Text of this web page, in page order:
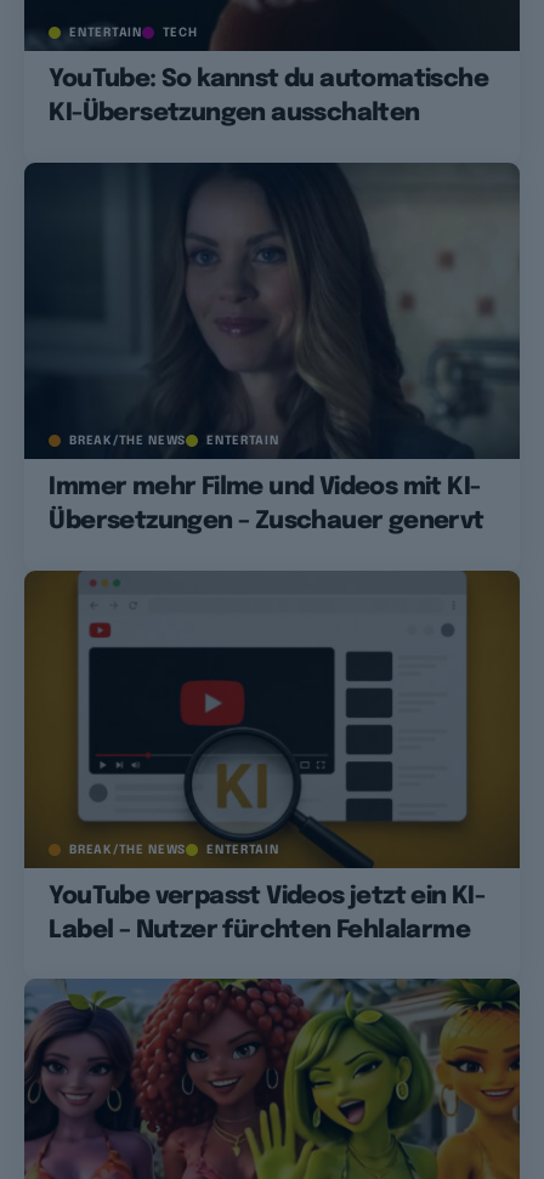
ENTERTAIN TECH
YouTube: So kannst du automatische
KI-Übersetzungen ausschalten
BREAK/THE NEWS ENTERTAIN
Immer mehr Filme und Videos mit KI-
Übersetzungen – Zuschauer genervt
BREAK/THE NEWS ENTERTAIN
YouTube verpasst Videos jetzt ein KI-
Label – Nutzer fürchten Fehlalarme